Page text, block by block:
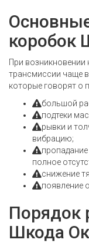
коробок
При возникновении
трансмиссии чаще
которые говорят о
большой
подтеки
рывки и
вибрацию;
полное
снижение
появление
Порядок
Шкода